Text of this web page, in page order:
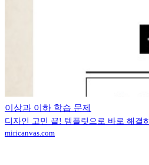
이상과 이하 학습 문제
디자인 고민 끝! 템플릿으로 바로 해결
miricanvas.com